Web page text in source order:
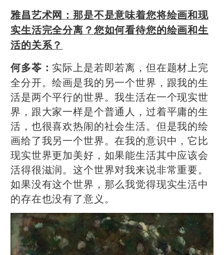
雅昌艺术网： 那是不是意味着您将绘画和现
实生活完全分离？您如何看待您的绘画和生
活的关系？
何多苓： 实际上是若即若离，但在题材上完
全分开。绘画是我的另一个世界，跟我的生
活是两个平行的世界。我生活在一个现实世
界，跟大家一样是个普通人，过着平庸的生
活，也很喜欢热闹的社会生活。但是我的绘
画给了我另一个世界。在我的意识中，它比
现实世界更加美好，如果能生活其中应该会
活得很滋润。这个世界对我来说非常重要。
如果没有这个世界，那么我觉得现实生活中
的存在也没有了意义。